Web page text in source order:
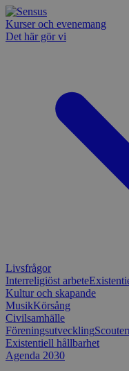
Kurser och evenemang
Det här gör vi
Livsfrågor
Interreligiöst arbete
Kultur och skapande
MusikKörsång
Civilsamhälle
Föreningsutveckling
Existentiell hållbarhet
Agenda 2030